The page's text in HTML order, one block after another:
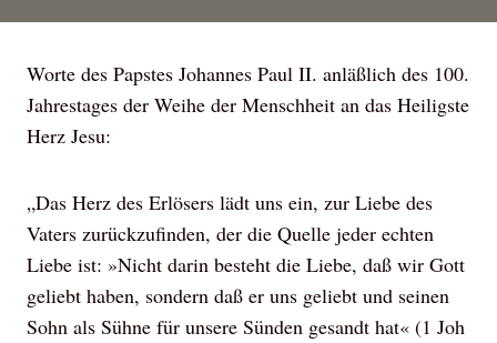
Worte des Papstes Johannes Paul II. anläßlich des 100.
Jahrestages der Weihe der Menschheit an das Heiligste
Herz Jesu:
„Das Herz des Erlösers lädt uns ein, zur Liebe des
Vaters zurückzufinden, der die Quelle jeder echten
Liebe ist: »Nicht darin besteht die Liebe, daß wir Gott
geliebt haben, sondern daß er uns geliebt und seinen
Sohn als Sühne für unsere Sünden gesandt hat« (1 Joh